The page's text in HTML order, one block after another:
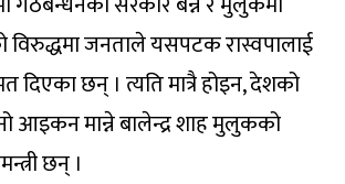
विरुद्धमा जनताले यसपटक रास्वपालाई
दिएका छन् । त्यति मात्रै होइन, देशको
आइकन मान्ने बालेन्द्र शाह मुलुकको
छन् ।